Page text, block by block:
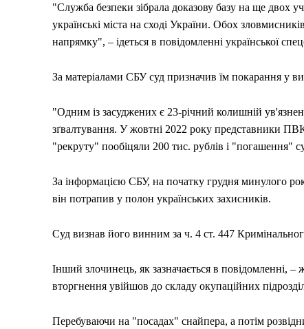
"Служба безпеки зібрала доказову базу на ще двох
українські міста на сході України. Обох
напрямку", – ідеться в повідомленні української
За матеріалами СБУ суд призначив їм покарання у
"Одним із засуджених є 23-річний колишній
зґвалтування. У жовтні 2022 року представники
"рекруту" пообіцяли 200 тис. рублів і "погашення"
За інформацією СБУ, на початку грудня минулого
він потрапив у полон українських захисників.
Суд визнав його винним за ч. 4 ст. 447
Інший злочинець, як зазначається в повідомленні,
вторгнення увійшов до складу окупаційних
Перебуваючи на "посадах" снайпера, а потім